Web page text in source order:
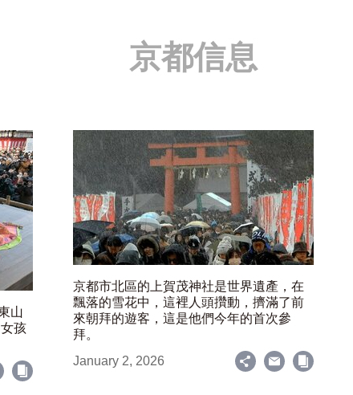
京都信息
山
孩
京都市北區的上賀茂神社是世界遺產，在
飄落的雪花中，這裡人頭攢動，擠滿了前
來朝拜的遊客，這是他們今年的首次參
拜。
January 2, 2026